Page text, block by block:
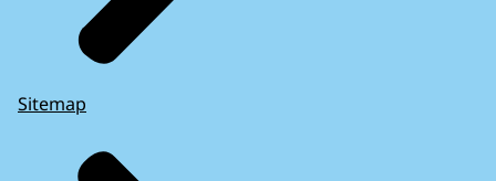
Sitemap